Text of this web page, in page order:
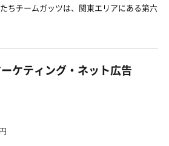
ちチームガッツは、関東エリアにある第六
ケティング・ネット広告